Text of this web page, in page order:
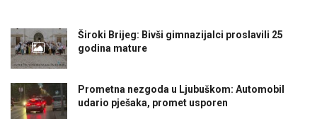
Široki Brijeg: Bivši gimnazijalci proslavili 25
godina mature
Prometna nezgoda u Ljubuškom: Automobil
udario pješaka, promet usporen